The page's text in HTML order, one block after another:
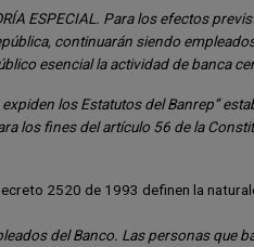
ESPECIAL. Para los efectos
continuarán siendo
esencial la actividad de banca
expiden los Estatutos del Banrep”
los fines del artículo 56 de la
2520 de 1993 definen la
del Banco. Las personas que